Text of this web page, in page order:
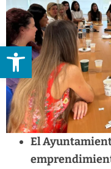
Abrir barra
El